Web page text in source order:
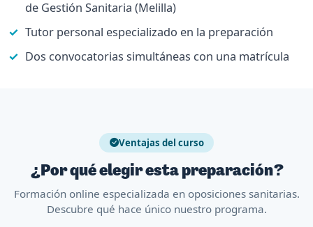
de Gestión Sanitaria (Melilla)
Tutor personal especializado en la preparación
Dos convocatorias simultáneas con una matrícula
Ventajas del curso
¿Por qué elegir esta preparación?
Formación online especializada en oposiciones sanitarias.
Descubre qué hace único nuestro programa.